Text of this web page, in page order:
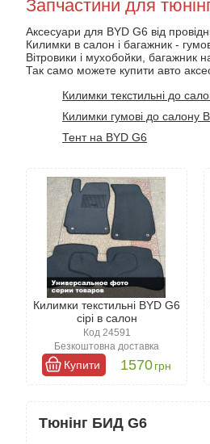
Запчастини для
Аксесуари для BYD G6 від
Килимки в салон і багажник -
Вітровики і мухобойки, багажник
Так само можете купити авто
Килимки текстильні до
Килимки гумові до салону
Тент на BYD G6
Килимки текстильні BYD G6
сірі в салон
Код 24591
Безкоштовна доставка
Купити 1570грн
Тюнінг БИД G6